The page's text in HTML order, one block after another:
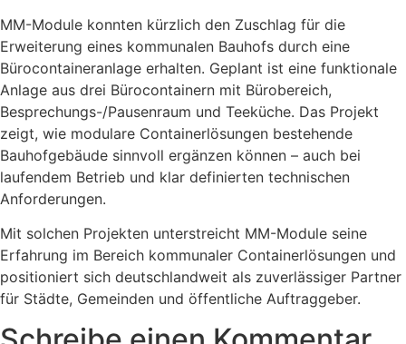
MM-Module konnten kürzlich den Zuschlag für die
Erweiterung eines kommunalen Bauhofs durch eine
Bürocontaineranlage erhalten. Geplant ist eine funktionale
Anlage aus drei Bürocontainern mit Bürobereich,
Besprechungs-/Pausenraum und Teeküche. Das Projekt
zeigt, wie modulare Containerlösungen bestehende
Bauhofgebäude sinnvoll ergänzen können – auch bei
laufendem Betrieb und klar definierten technischen
Anforderungen.
Mit solchen Projekten unterstreicht MM-Module seine
Erfahrung im Bereich kommunaler Containerlösungen und
positioniert sich deutschlandweit als zuverlässiger Partner
für Städte, Gemeinden und öffentliche Auftraggeber.